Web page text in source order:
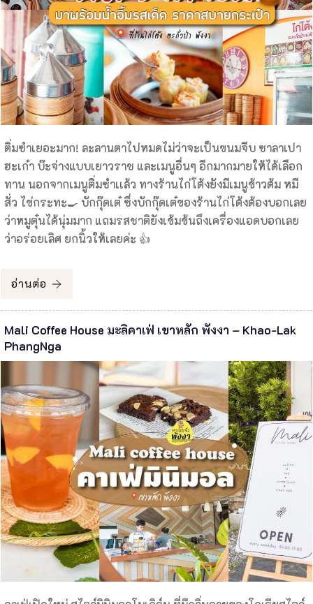
ติ่มซำเยอะมาก! ละลานตาไปหมดไม่ว่าจะเป็นขนมจีบ ซาลาเปา
ฮะเก๋า บ๊ะจ่างแบบเยาวราช และเมนูอื่นๆ อีกมากมายให้ได้เลือก
ทาน นอกจากเมนูติ่มซำเเล้ว ทางร้านไก่โต้งยังมีเมนูข้าวต้ม หมี
สั่ว ไข่กระทะ🍳 บักกุ๊ดเต๋ ซึ่งบักกุ๊ดเต๋ของร้านไก่โต้งต้องบอกเลย
ว่าหมูตุ๋นได้นุ่มมาก แถมรสชาติยังเข้มข้นถึงเครื่องแอดบอกเลย
ว่าอร่อยเลิศ ยกนิ้วให้เลยค่ะ 👍
อ่านต่อ
Mali Coffee House มะลิคาเฟ่ เขาหลัก พังงา – Khao-Lak
PhangNga